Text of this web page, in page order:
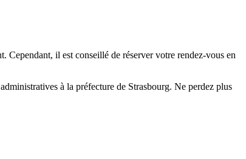
il est conseillé de réserver votre rendez-vous en
à la préfecture de Strasbourg. Ne perdez plus